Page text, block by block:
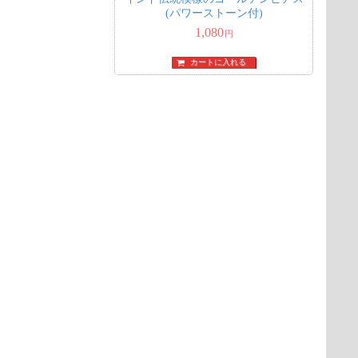
(パワーストーン付)
1,080円
カートに入れる